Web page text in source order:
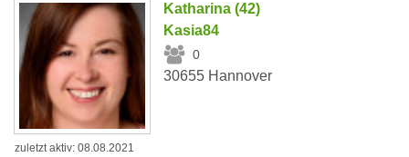
Katharina (42)
Kasia84
0
30655 Hannover
zuletzt aktiv: 08.08.2021